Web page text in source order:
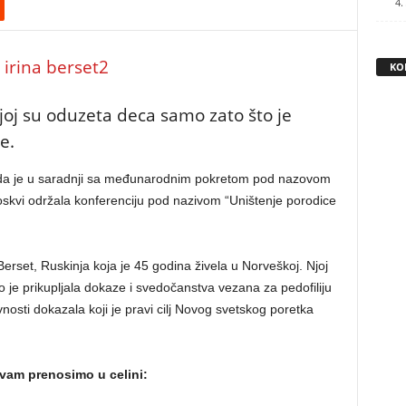
su oduzeta deca samo zato što je
je u saradnji sa međunarodnim pokretom pod nazovom
održala konferenciju pod nazivom “Uništenje porodice
Ruskinja koja je 45 godina živela u Norveškoj. Njoj
je prikupljala dokaze i svedočanstva vezana za pedofiliju
dokazala koji je pravi cilj Novog svetskog poretka
prenosimo u celini: